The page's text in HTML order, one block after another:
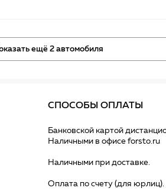
ещё 2 автомобиля
СПОСОБЫ ОПЛАТЫ
Банковской картой
Наличными в офисе forsto.ru
Наличными при доставке.
Оплата по счету (для юрлиц).